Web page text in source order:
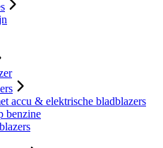
accu & elektrische bladblazers
benzine